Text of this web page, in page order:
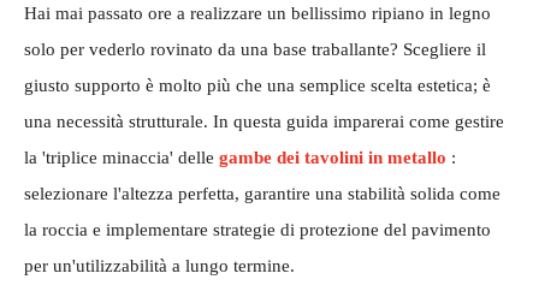
Hai mai passato ore a realizzare un bellissimo ripiano in legno
solo per vederlo rovinato da una base traballante? Scegliere il
giusto supporto è molto più che una semplice scelta estetica; è
una necessità strutturale. In questa guida imparerai come gestire
la 'triplice minaccia' delle gambe dei tavolini in metallo :
selezionare l'altezza perfetta, garantire una stabilità solida come
la roccia e implementare strategie di protezione del pavimento
per un'utilizzabilità a lungo termine.